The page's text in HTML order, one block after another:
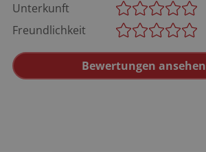
Unterkunft
Freundlichkeit
Bewertungen ansehen